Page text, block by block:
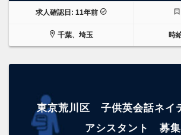
求人確認日: 11年前
千葉、埼玉 時
東京荒川区 子供英会話ネイ
アシスタント 募集